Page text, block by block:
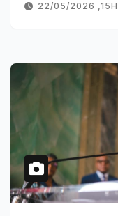
22/05/2026